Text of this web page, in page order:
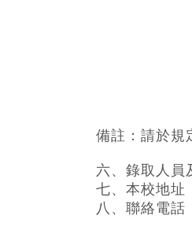
備註：請於規
六、錄取人員
七、本校地址
八、聯絡電話